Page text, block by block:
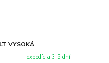
VYSOKÁ
expedícia 3-5 dní